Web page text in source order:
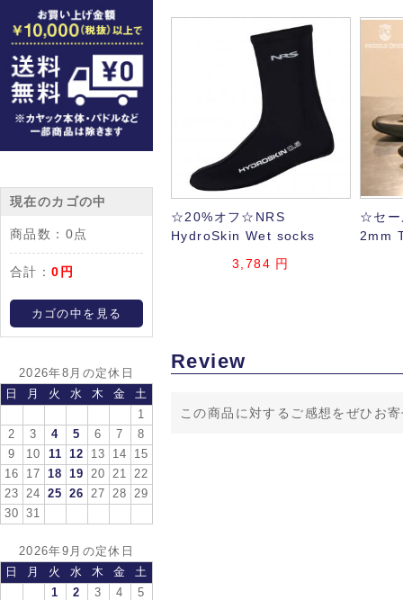
現在のカゴの中
商品数： 0点
合計：0円
カゴの中を見る
2026年8月の定休日
日
月 火 水 木 金
土
1
2
3 4 5 6 7
8
9
10 11 12 13 14
15
16
17 18 19 20 21
22
23
24 25 26 27 28
29
30
31
2026年9月の定休日
日
月 火 水 木 金
土
1
2 3 4
5
☆20%オフ☆NRS
HydroSkin Wet socks
3,784 円
☆セー
2mm
Review
この商品に対するご感想をぜひお